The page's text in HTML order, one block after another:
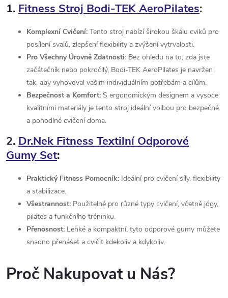
v
i
s
1. Fitness Stroj Bodi-TEK AeroPilates:
Komplexní Cvičení: Tento stroj nabízí širokou škálu cviků pro
posílení svalů, zlepšení flexibility a zvýšení vytrvalosti.
Pro Všechny Úrovně Zdatnosti: Bez ohledu na to, zda jste
začátečník nebo pokročilý, Bodi-TEK AeroPilates je navržen
tak, aby vyhovoval vašim individuálním potřebám a cílům.
Bezpečnost a Komfort: S ergonomickým designem a vysoce
kvalitními materiály je tento stroj ideální volbou pro bezpečné
a pohodlné cvičení doma.
2. Dr.Nek Fitness Textilní Odporové
Gumy Set:
Praktický Fitness Pomocník: Ideální pro cvičení síly, flexibility
a stabilizace.
Všestrannost: Použitelné pro různé typy cvičení, včetně jógy,
pilates a funkčního tréninku.
Přenosnost: Lehké a kompaktní, tyto odporové gumy můžete
snadno přenášet a cvičit kdekoliv a kdykoliv.
Proč Nakupovat u Nás?